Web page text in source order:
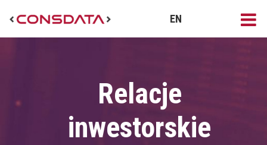
EN
Relacje
inwestorskie